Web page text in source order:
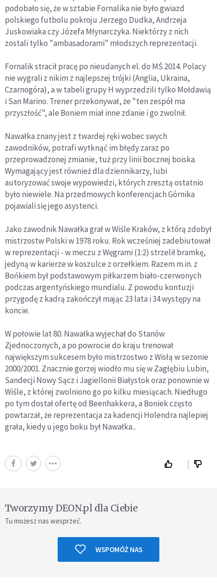
podobało się, że w sztabie Fornalika nie było gwiazd
polskiego futbolu pokroju Jerzego Dudka, Andrzeja
Juskowiaka czy Józefa Młynarczyka. Niektórzy z nich
zostali tylko "ambasadorami" młodszych reprezentacji.
Fornalik stracił pracę po nieudanych el. do MŚ 2014. Polacy
nie wygrali z nikim z najlepszej trójki (Anglia, Ukraina,
Czarnogóra), a w tabeli grupy H wyprzedzili tylko Mołdawią
i San Marino. Trener przekonywał, że "ten zespół ma
przyszłość", ale Boniem miał inne zdanie i go zwolnił.
Nawałka znany jest z twardej ręki wobec swych
zawodników, potrafi wytknąć im błędy zaraz po
przeprowadzonej zmianie, tuż przy linii bocznej boiska.
Wymagający jest również dla dziennikarzy, lubi
autoryzować swoje wypowiedzi, których zresztą ostatnio
było niewiele. Na przedmowych konferencjach Górnika
pojawiali się jego asystenci.
Jako zawodnik Nawałka grał w Wiśle Kraków, z którą zdobył
mistrzostw Polski w 1978 roku. Rok wcześniej zadebiutował
w reprezentacji - w meczu z Węgrami (1:2) strzelił bramkę,
jedyną w karierze w koszulce z orzełkiem. Razem m.in. z
Bońkiem był podstawowym piłkarzem biało-czerwonych
podczas argentyńskiego mundialu. Z powodu kontuzji
przygodę z kadrą zakończył mając 23 lata i 34 występy na
koncie.
W połowie lat 80. Nawałka wyjechał do Stanów
Zjednoczonych, a po powrocie do kraju trenował
największym sukcesem było mistrzostwo z Wisłą w sezonie
2000/2001. Znacznie gorzej wiodło mu się w Zagłębiu Lubin,
Sandecji Nowy Sącz i Jagiellonii Białystok oraz ponownie w
Wiśle, z której zwolniono go po kilku miesiącach. Niedługo
po tym dostał ofertę od Beenhakkera, a Boniek często
powtarzał, że reprezentacja za kadencji Holendra najlepiej
grała, kiedy u jego boku był Nawałka...
Tworzymy DEON.pl dla Ciebie
Tu możesz nas wesprzeć.
WSPOMÓŻ NAS